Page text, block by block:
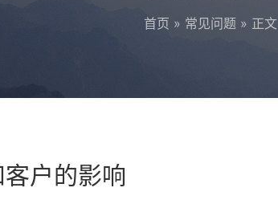
首页 » 常见问题 » 正文
户的影响